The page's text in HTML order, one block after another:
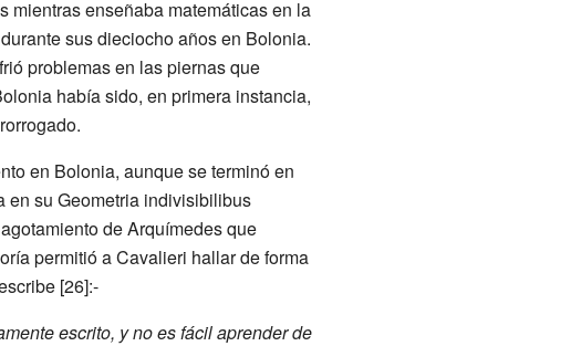
mientras enseñaba matemáticas en la
sus dieciocho años en Bolonia.
problemas en las piernas que
había sido, en primera instancia,
en Bolonia, aunque se terminó en
en su Geometria indivisibilibus
de Arquímedes que
permitió a Cavalieri hallar de forma
[26]:-
escrito, y no es fácil aprender de